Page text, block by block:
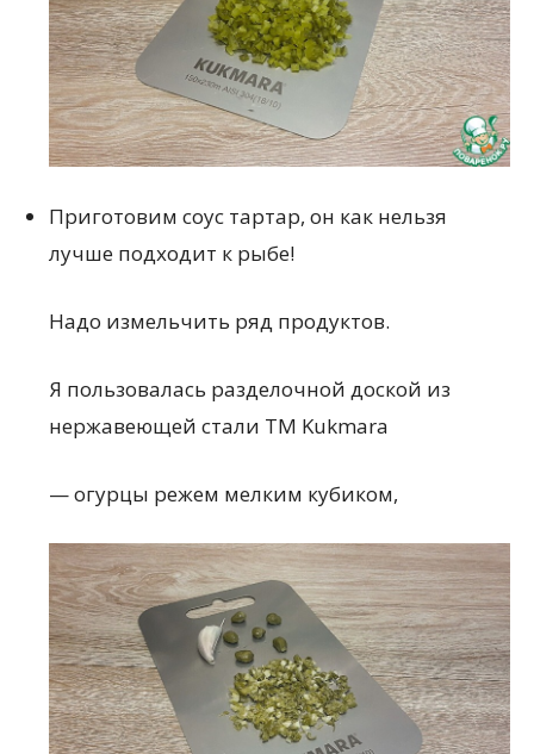
Приготовим соус тартар, он как нельзя
лучше подходит к рыбе!
Надо измельчить ряд продуктов.
Я пользовалась разделочной доской из
нержавеющей стали ТМ Kukmara
— огурцы режем мелким кубиком,